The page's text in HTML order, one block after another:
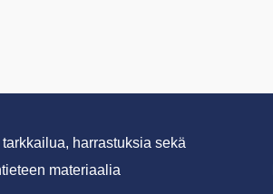
harrastuksia sekä
materiaalia